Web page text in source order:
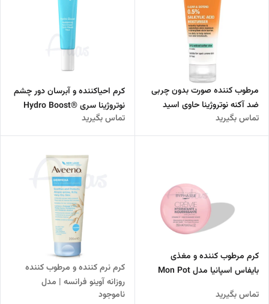
مرطوب‌ کننده‌ صورت بدون چربی
ضد آکنه نوتروژینا حاوی اسید
سالیسیلیک 0.5%
تماس بگیرید
کرم احیاکننده و آبرسان دور چشم
نوتروژینا سری ®Hydro Boost
تماس بگیرید
کرم مرطوب کننده و مغذی
بایفاس اسپانیا مدل Mon Pot
تماس بگیرید
کرم نرم کننده و مرطوب کننده
روزانه آوینو فرانسه | مدل
DERMEXA ضد خارش و ضد اگزما
ناموجود